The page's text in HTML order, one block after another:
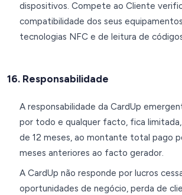
dispositivos. Compete ao Cliente
compatibilidade dos seus
tecnologias NFC e de leitura de
16. Responsabilidade
A responsabilidade da CardUp
por todo e qualquer facto, fica
de 12 meses, ao montante total pago
meses anteriores ao facto gerador.
A CardUp não responde por lucros
oportunidades de negócio, perda de